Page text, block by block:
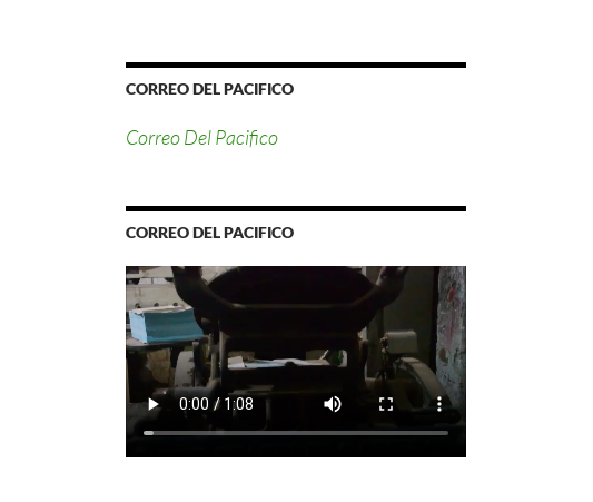
CORREO DEL PACIFICO
Correo Del Pacifico
CORREO DEL PACIFICO